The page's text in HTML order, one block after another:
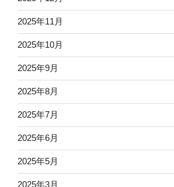
2025年11月
2025年10月
2025年9月
2025年8月
2025年7月
2025年6月
2025年5月
2025年3月